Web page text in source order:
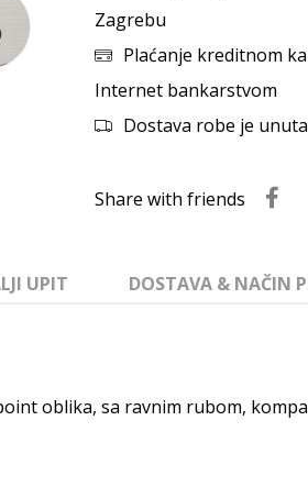
Zagrebu
Plaćanje kreditnom
Internet bankarstvom
Dostava robe je
UPIT DOSTAVA & NAČIN
oblika, sa ravnim rubom,